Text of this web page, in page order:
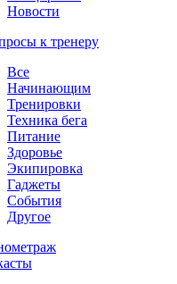
Новости
к тренеру
Все
Начинающим
Тренировки
Техника бега
Питание
Здоровье
Экипировка
Гаджеты
События
Другое